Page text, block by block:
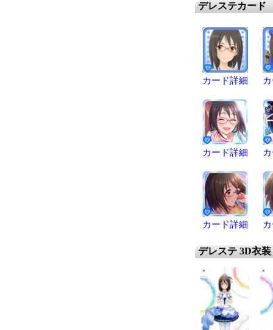
デレステカード
カード詳細
カード詳細
カード詳細
デレステ 3D衣装